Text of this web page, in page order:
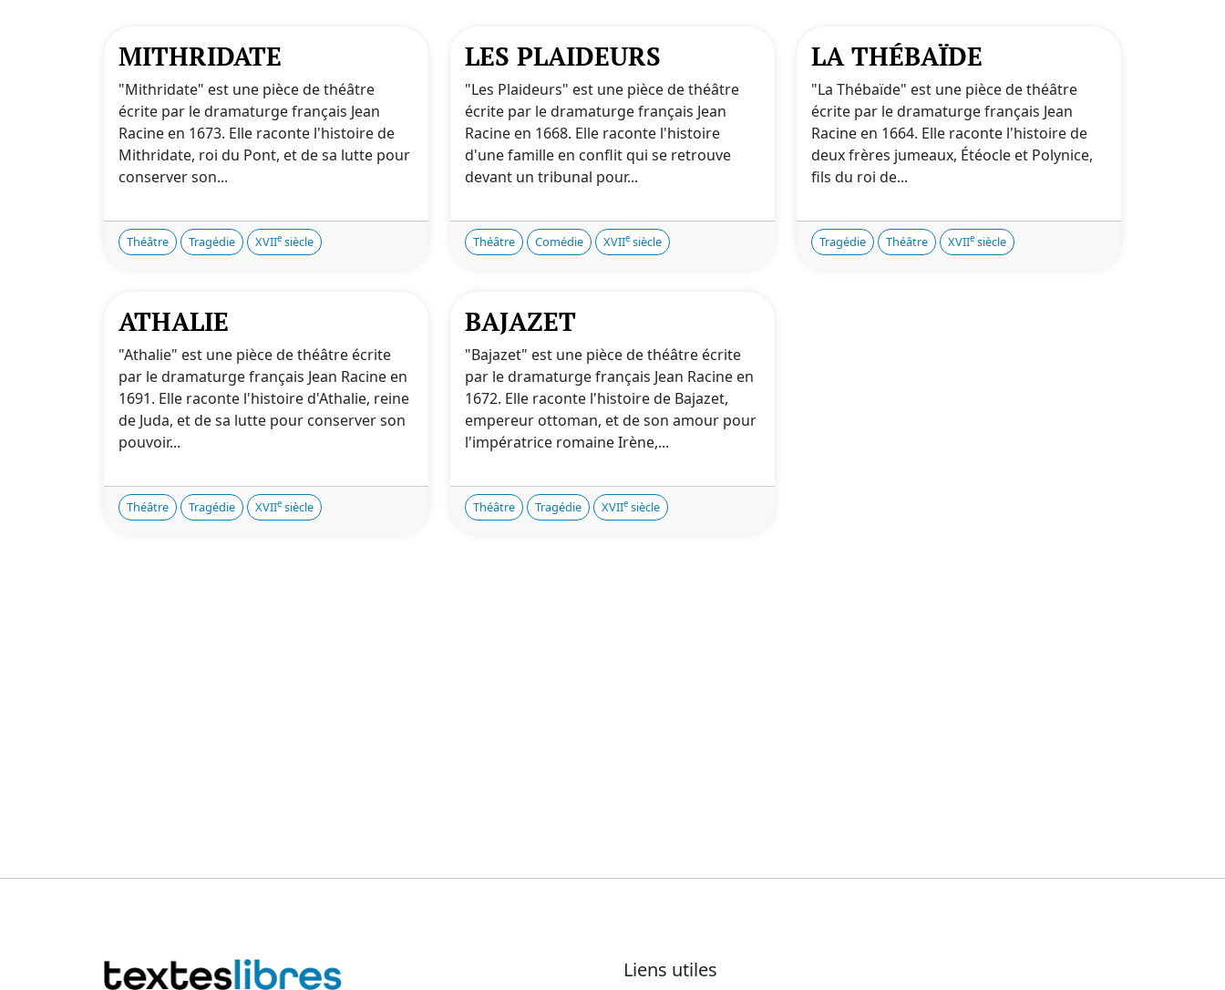
MITHRIDATE
"Mithridate" est une pièce de théâtre
écrite par le dramaturge français Jean
Racine en 1673. Elle raconte l'histoire de
Mithridate, roi du Pont, et de sa lutte pour
conserver son...
Théâtre Tragédie XVIIe siècle
LES PLAIDEURS
"Les Plaideurs" est une pièce de théâtre
écrite par le dramaturge français Jean
Racine en 1668. Elle raconte l'histoire
d'une famille en conflit qui se retrouve
devant un tribunal pour...
Théâtre Comédie XVIIe siècle
LA THÉBAÏDE
"La Thébaïde" est une pièce de théâtre
écrite par le dramaturge français Jean
Racine en 1664. Elle raconte l'histoire de
deux frères jumeaux, Étéocle et Polynice,
fils du roi de...
Tragédie Théâtre XVIIe siècle
ATHALIE
"Athalie" est une pièce de théâtre écrite
par le dramaturge français Jean Racine en
1691. Elle raconte l'histoire d'Athalie, reine
de Juda, et de sa lutte pour conserver son
pouvoir...
Théâtre Tragédie XVIIe siècle
BAJAZET
"Bajazet" est une pièce de théâtre écrite
par le dramaturge français Jean Racine en
1672. Elle raconte l'histoire de Bajazet,
empereur ottoman, et de son amour pour
l'impératrice romaine Irène,...
Théâtre Tragédie XVIIe siècle
Liens utiles